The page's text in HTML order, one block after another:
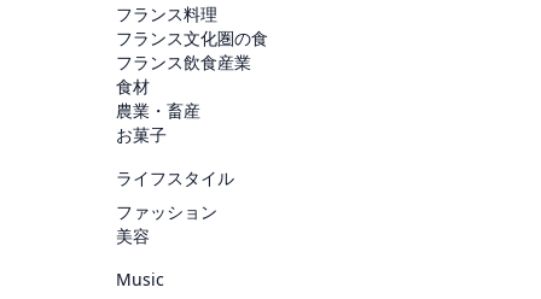
フランス料理
フランス文化圏の食
フランス飲食産業
食材
農業・畜産
お菓子
ライフスタイル
ファッション
美容
Music